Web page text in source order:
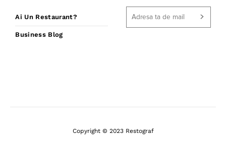
Ai Un Restaurant?
Business Blog
Copyright © 2023 Restograf